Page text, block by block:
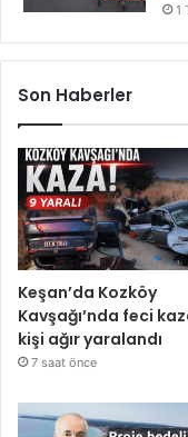
1
Son Haberler
Keşan’da Kozköy
Kavşağı’nda feci
kişi ağır yaralandı
7 saat önce